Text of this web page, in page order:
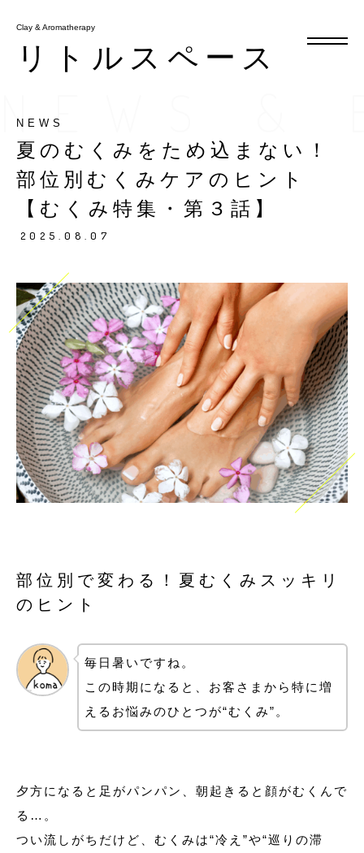
Clay & Aromatherapy
リトルスペース
NEWS &
NEWS
夏のむくみをため込まない！
部位別むくみケアのヒント
【むくみ特集・第３話】
2025.08.07
部位別で変わる！夏むくみスッキリ
のヒント
毎日暑いですね。
この時期になると、お客さまから特に増
えるお悩みのひとつが“むくみ”。
夕方になると足がパンパン、朝起きると顔がむくんで
る…。
つい流しがちだけど、むくみは“冷え”や“巡りの滞
Clay & Aromatherapy
リトルスペース
メニュー
お知らせ・ブログ
アクセス
予約・キャンペーン
tel.
完全予約制 10:00～17:00
不定休
〒990-0886
山形市嶋南 ※詳しい住所は予約確定後
ご予約はこちらから
利用規約 商取引法